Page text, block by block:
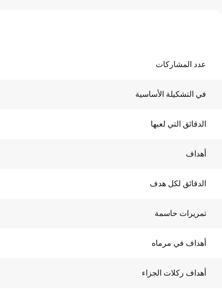
عدد المشاركات
في التشكيلة الأساسية
الدقائق التي لعبها
أهداف
الدقائق لكل هدف
تمريرات حاسمة
أهداف في مرماه
أهداف ركلات الجزاء